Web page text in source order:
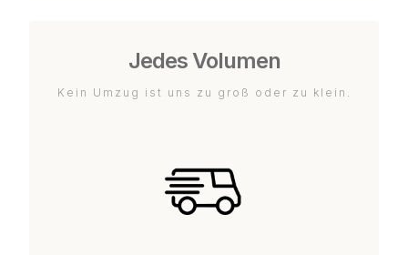
Jedes Volumen
Kein Umzug ist uns zu groß oder zu klein.